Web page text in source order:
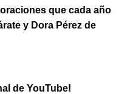
que cada año
y Dora Pérez de
de YouTube!